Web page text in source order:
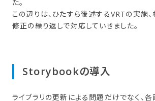
た。
この辺りは、ひたすら後述するVRTの実施
修正の繰り返しで対応していきました。
Storybookの​導入
ライブラリの更新による問題だけでなく、